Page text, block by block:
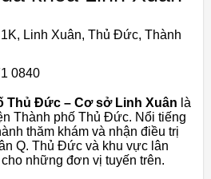
Linh Xuân, Thủ Đức, Thành
0840
Thủ Đức – Cơ sở Linh Xuân là
Thành phố Thủ Đức. Nổi tiếng
thăm khám và nhận điều trị
Q. Thủ Đức và khu vực lân
những đơn vị tuyến trên.